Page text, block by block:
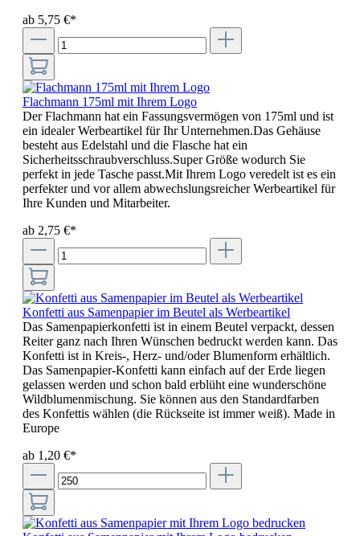
ab 5,75 €*
Flachmann 175ml mit Ihrem Logo
Der Flachmann hat ein Fassungsvermögen von 175ml und ist
ein idealer Werbeartikel für Ihr Unternehmen.Das Gehäuse
besteht aus Edelstahl und die Flasche hat ein
Sicherheitsschraubverschluss.Super Größe wodurch Sie
perfekt in jede Tasche passt.Mit Ihrem Logo veredelt ist es ein
perfekter und vor allem abwechslungsreicher Werbeartikel für
Ihre Kunden und Mitarbeiter.
ab 2,75 €*
Konfetti aus Samenpapier im Beutel als Werbeartikel
Das Samenpapierkonfetti ist in einem Beutel verpackt, dessen
Reiter ganz nach Ihren Wünschen bedruckt werden kann. Das
Konfetti ist in Kreis-, Herz- und/oder Blumenform erhältlich.
Das Samenpapier-Konfetti kann einfach auf der Erde liegen
gelassen werden und schon bald erblüht eine wunderschöne
Wildblumenmischung. Sie können aus den Standardfarben
des Konfettis wählen (die Rückseite ist immer weiß). Made in
Europe
ab 1,20 €*